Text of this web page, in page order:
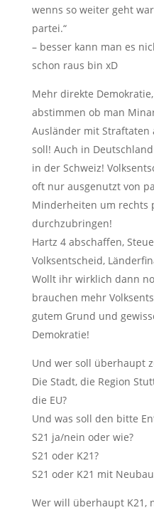
wenns so weiter geht
partei.“
– besser kann man es
schon raus bin xD
Mehr direkte
abstimmen ob man
Ausländer mit Straftaten
soll! Auch in
in der Schweiz!
oft nur ausgenutzt von
Minderheiten um rechts
durchzubringen!
Hartz 4 abschaffen,
Volksentscheid,
Wollt ihr wirklich dann
brauchen mehr
gutem Grund und
Demokratie!
Und wer soll überhaupt
Die Stadt, die Region
die EU?
Und was soll den bitte
S21 ja/nein oder wie?
S21 oder K21?
S21 oder K21 mit
Wer will überhaupt K21,